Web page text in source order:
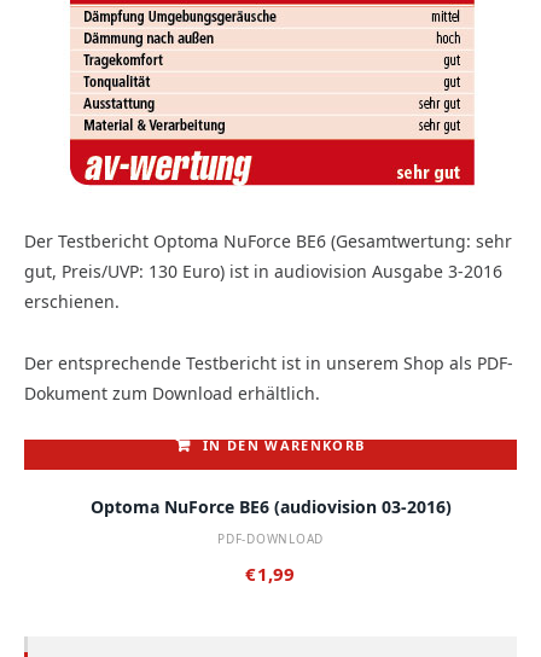
Der Testbericht Optoma NuForce BE6 (Gesamtwertung: sehr
gut, Preis/UVP: 130 Euro) ist in audiovision Ausgabe 3-2016
erschienen.
Der entsprechende Testbericht ist in unserem Shop als PDF-
Dokument zum Download erhältlich.
IN DEN WARENKORB
Optoma NuForce BE6 (audiovision 03-2016)
PDF-DOWNLOAD
€1,99